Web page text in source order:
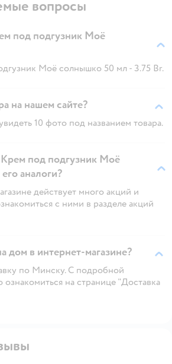
вопросы
под подгузник Моё
Моё солнышко 50 мл - 3.75 Br.
на нашем сайте?
10 фото под названием товара.
Крем под подгузник Моё
аналоги?
действует много акций и
с ними в разделе акций
дом в интернет-магазине?
по Минску. С подробной
на странице "Доставка